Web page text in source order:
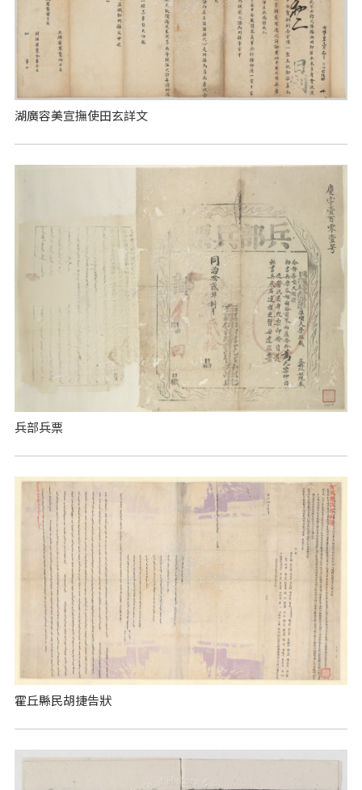
湖廣容美宣撫使田玄詳文
兵部兵票
霍丘縣民胡捷告狀